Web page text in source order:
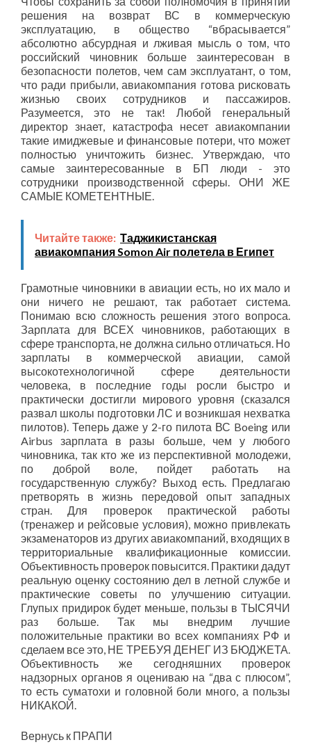
решения на возврат ВС в коммерческую
эксплуатацию, в общество “вбрасывается”
абсолютно абсурдная и лживая мысль о том, что
российский чиновник больше заинтересован в
безопасности полетов, чем сам эксплуатант, о том,
что ради прибыли, авиакомпания готова рисковать
жизнью своих сотрудников и пассажиров.
Разумеется, это не так! Любой генеральный
директор знает, катастрофа несет авиакомпании
такие имиджевые и финансовые потери, что может
полностью уничтожить бизнес. Утверждаю, что
самые заинтересованные в БП люди - это
сотрудники производственной сферы. ОНИ ЖЕ
САМЫЕ КОМЕТЕНТНЫЕ.
Читайте также: Таджикистанская
авиакомпания Somon Air полетела в Египет
Грамотные чиновники в авиации есть, но их мало и
они ничего не решают, так работает система.
Понимаю всю сложность решения этого вопроса.
Зарплата для ВСЕХ чиновников, работающих в
сфере транспорта, не должна сильно отличаться. Но
зарплаты в коммерческой авиации, самой
высокотехнологичной сфере деятельности
человека, в последние годы росли быстро и
практически достигли мирового уровня (сказался
развал школы подготовки ЛС и возникшая нехватка
пилотов). Теперь даже у 2-го пилота ВС Boeing или
Airbus зарплата в разы больше, чем у любого
чиновника, так кто же из перспективной молодежи,
по доброй воле, пойдет работать на
государственную службу? Выход есть. Предлагаю
претворять в жизнь передовой опыт западных
стран. Для проверок практической работы
(тренажер и рейсовые условия), можно привлекать
экзаменаторов из других авиакомпаний, входящих в
территориальные квалификационные комиссии.
Объективность проверок повысится. Практики дадут
реальную оценку состоянию дел в летной службе и
практические советы по улучшению ситуации.
Глупых придирок будет меньше, пользы в ТЫСЯЧИ
раз больше. Так мы внедрим лучшие
положительные практики во всех компаниях РФ и
сделаем все это, НЕ ТРЕБУЯ ДЕНЕГ ИЗ БЮДЖЕТА.
Объективность же сегодняшних проверок
надзорных органов я оцениваю на “два с плюсом”,
то есть суматохи и головной боли много, а пользы
НИКАКОЙ.
Вернусь к ПРАПИ